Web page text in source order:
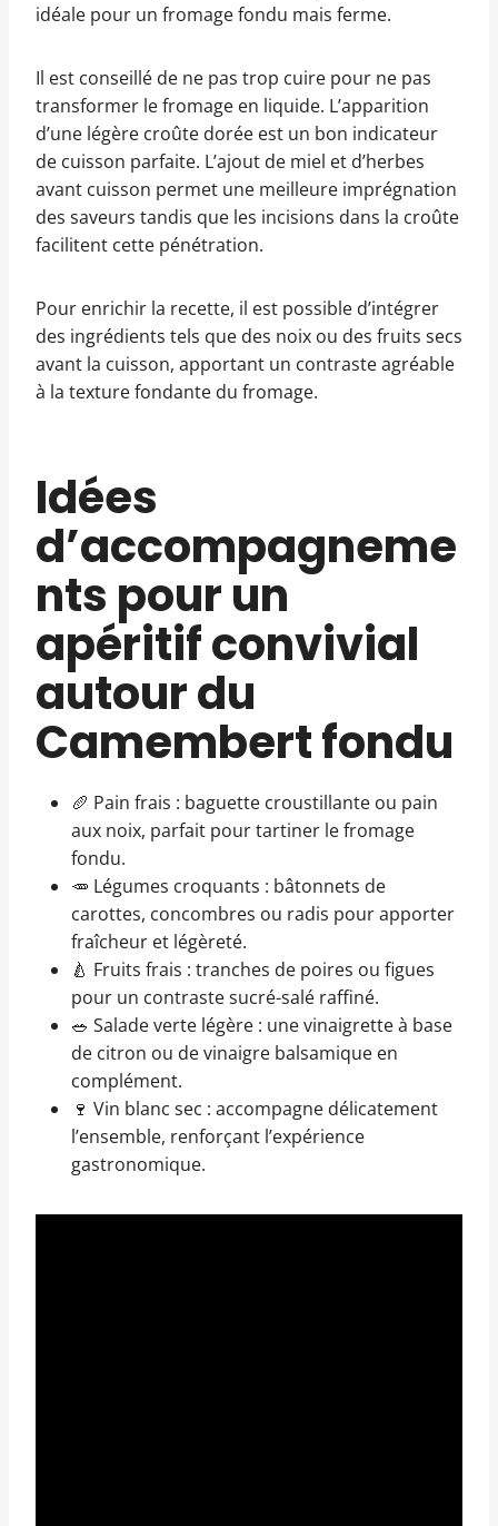
idéale pour un fromage fondu mais ferme.
Il est conseillé de ne pas trop cuire pour ne pas
transformer le fromage en liquide. L’apparition
d’une légère croûte dorée est un bon indicateur
de cuisson parfaite. L’ajout de miel et d’herbes
avant cuisson permet une meilleure imprégnation
des saveurs tandis que les incisions dans la croûte
facilitent cette pénétration.
Pour enrichir la recette, il est possible d’intégrer
des ingrédients tels que des noix ou des fruits secs
avant la cuisson, apportant un contraste agréable
à la texture fondante du fromage.
Idées
d’accompagneme
nts pour un
apéritif convivial
autour du
Camembert fondu
🥖 Pain frais : baguette croustillante ou pain
aux noix, parfait pour tartiner le fromage
fondu.
🥕 Légumes croquants : bâtonnets de
carottes, concombres ou radis pour apporter
fraîcheur et légèreté.
🍐 Fruits frais : tranches de poires ou figues
pour un contraste sucré-salé raffiné.
🥗 Salade verte légère : une vinaigrette à base
de citron ou de vinaigre balsamique en
complément.
🍷 Vin blanc sec : accompagne délicatement
l’ensemble, renforçant l’expérience
gastronomique.